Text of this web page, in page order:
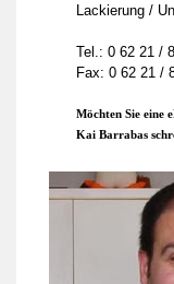
Lackierung /
Tel.: 0 62 21 /
Fax: 0 62 21 /
Möchten Sie eine
Kai Barrabas